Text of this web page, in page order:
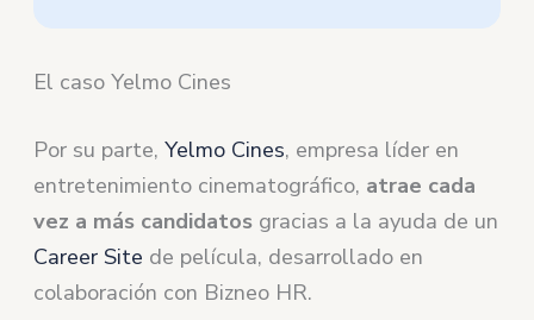
El caso Yelmo Cines
Por su parte,Yelmo Cines, empresa líder en
entretenimiento cinematográfico, atrae cada
vez a más candidatos gracias a la ayuda de un
Career Site de película, desarrollado en
colaboración con Bizneo HR.